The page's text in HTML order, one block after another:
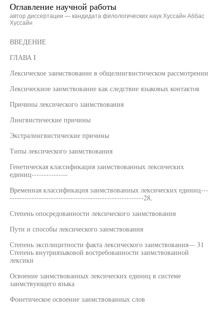
Оглавление научной работы
автор диссертации — кандидата филологических наук Хуссайн Аббас
Хуссайн
ВВЕДЕНИЕ
ГЛАВА I
Лексическое заимствование в общелингвистическом рассмотрении
Лексическиое заимствование как следствие языковых контактов
Причины лексического заимствования
Лингвистические причины
Экстралингвистические причины
Типы лексического заимствования
Генетическая классификация заимствованных лексических
единиц------------—
Временная классификация заимствованных лексических единиц---
-------------------------------------------------------28,
Степень опосредованности лексического заимствования
Пути и способы лексического заимствования
Степень эксплицитности факта лексического заимствования— 31
Степень внутриязыковой востребованности заимствованной
лексики
Освоение заимствованных лексических единиц в системе
заимствующего языка
Фонетическое освоение заимствованных слов